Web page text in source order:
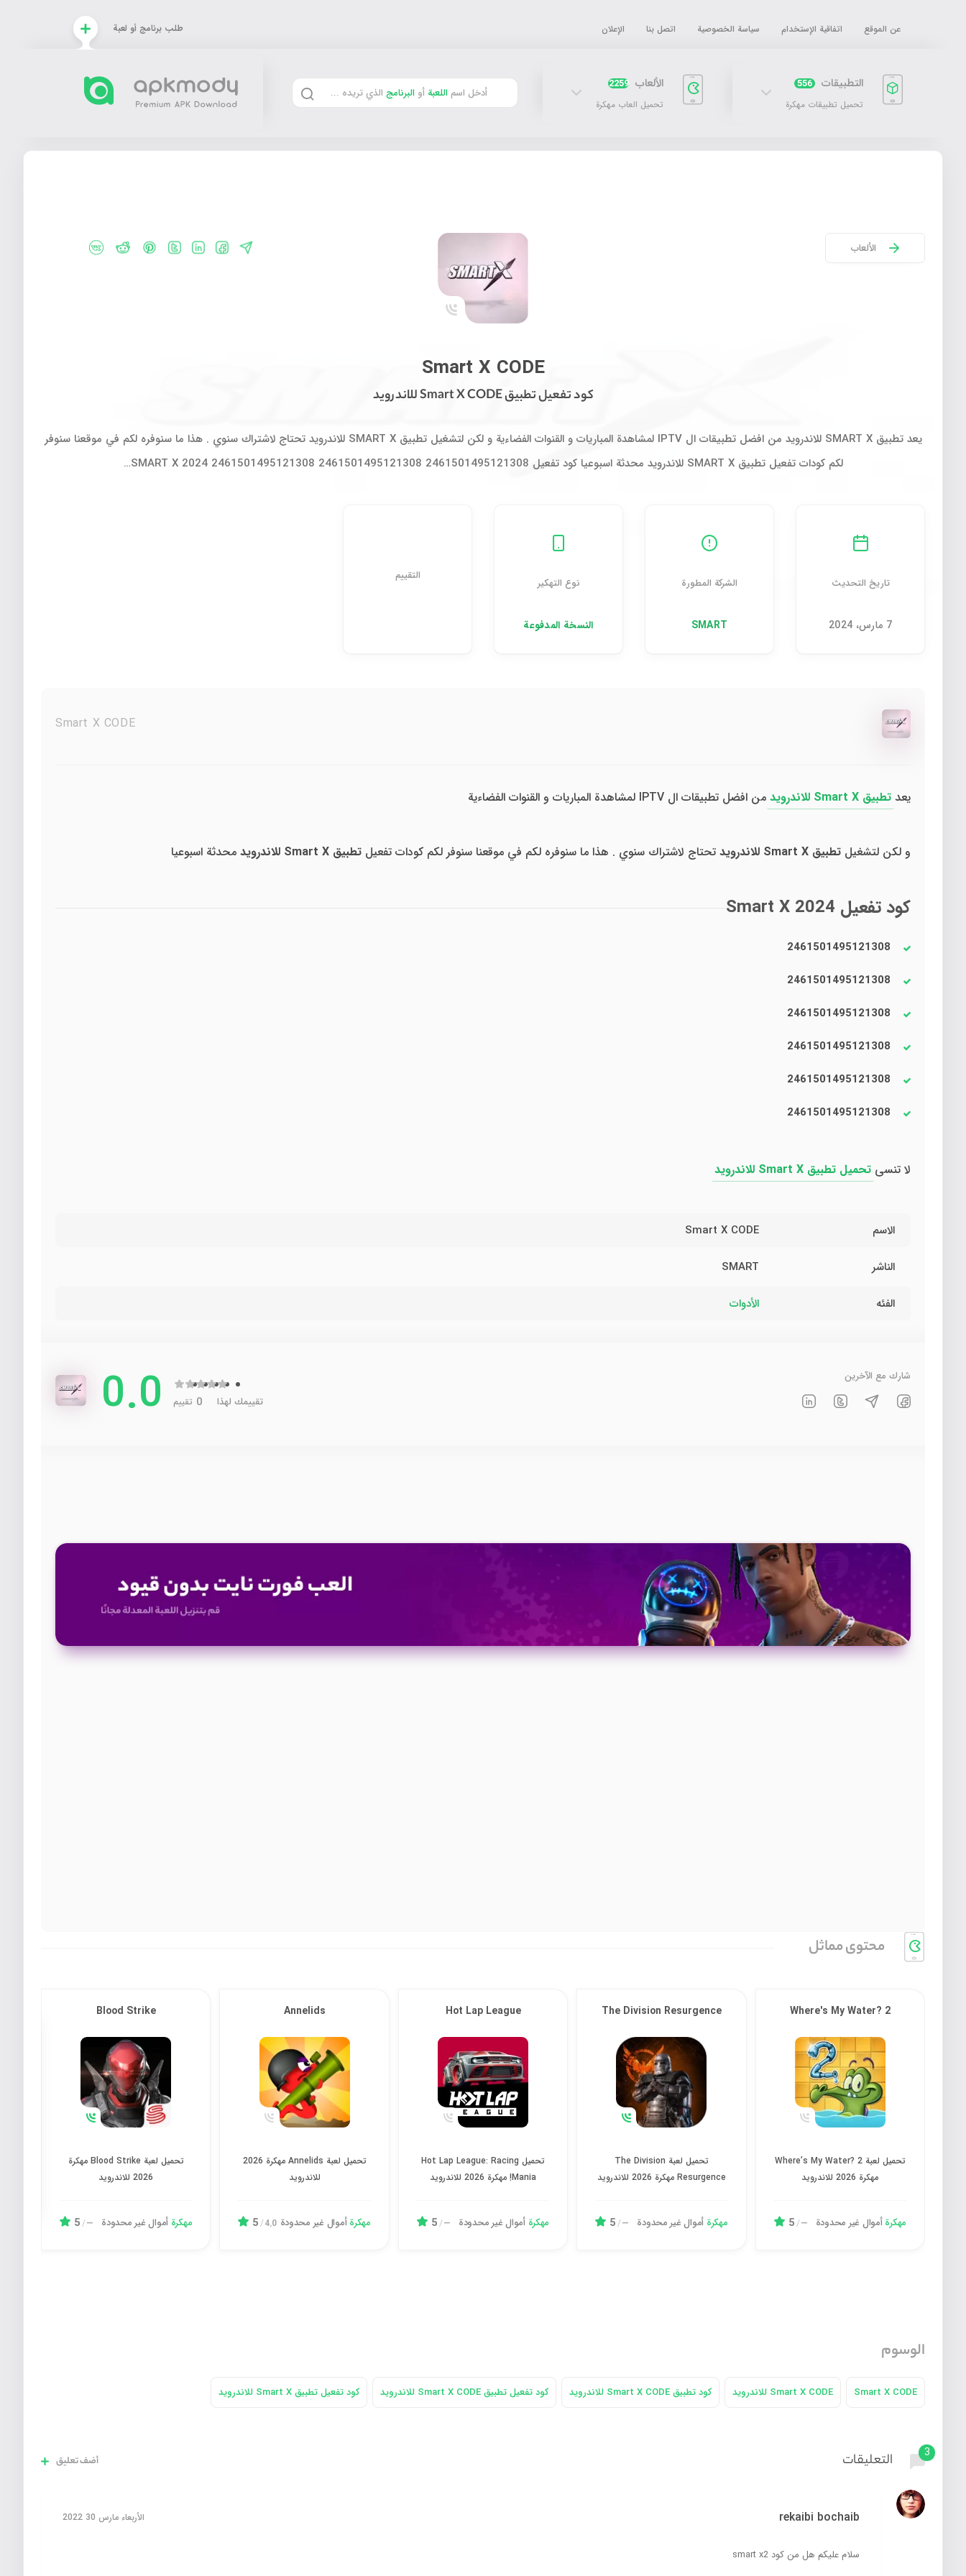
عن الموقع اتفاقية الإستخدام سياسة الخصوصية اتصل بنا الإعلان طلب برنامج أو لعبة
التطبيقات 556
تحميل تطبيقات مهكرة
الألعاب 2259
تحميل العاب مهكرة
أدخل اسم اللعبة أو البرنامج الذي تريده ...
الألعاب
Smart X CODE
كود تفعيل تطبيق Smart X CODE للاندرويد
يعد تطبيق SMART X للاندرويد من افضل تطبيقات ال IPTV لمشاهدة المباريات و القنوات الفضاءية و لكن لتشغيل تطبيق SMART X للاندرويد تحتاج لاشتراك سنوي . هذا ما سنوفره لكم في موقعنا سنوفر
لكم كودات تفعيل تطبيق SMART X للاندرويد محدثة اسبوعيا كود تفعيل SMART X 2024 2461501495121308 2461501495121308 2461501495121308…
تاريخ التحديث
7 مارس، 2024
الشركة المطورة
SMART
نوع التهكير
النسخة المدفوعة
التقييم
Smart X CODE
يعد تطبيق Smart X للاندرويد من افضل تطبيقات ال IPTV لمشاهدة المباريات و القنوات الفضاءية
و لكن لتشغيل تطبيق Smart X للاندرويد تحتاج لاشتراك سنوي . هذا ما سنوفره لكم في موقعنا سنوفر لكم كودات تفعيل تطبيق Smart X للاندرويد محدثة اسبوعيا
كود تفعيل Smart X 2024
2461501495121308
2461501495121308
2461501495121308
2461501495121308
2461501495121308
2461501495121308
لا تنسى تحميل تطبيق Smart X للاندرويد
الاسم Smart X CODE
الناشر SMART
الفئه الأدوات
شارك مع الآخرين
تقييمك لهذا
0 تقييم 0.0
محتوی مماثل
Where's My Water? 2
تحميل لعبة Where’s My Water? 2 مهكرة 2026 للاندرويد
تحميل لعبة Where’s My Water? 2
مهكرة 2026 للاندرويد
مهكرةأموال غیر محدودة —
/
5
The Division Resurgence
تحميل لعبة The Division Resurgence مهكرة 2026 للاندرويد
تحميل لعبة The Division
Resurgence مهكرة 2026 للاندرويد
مهكرة أموال غیر محدودة —
/
5
Hot Lap League
تحميل Hot Lap League: Racing Mania! مهكرة 2026 للاندرويد
تحميل Hot Lap League: Racing
Mania! مهكرة 2026 للاندرويد
مهكرةأموال غیر محدودة —
/
5
Annelids
تحميل لعبة Annelids مهكرة 2026 للاندرويد
تحميل لعبة Annelids مهكرة 2026
للاندرويد
مهكرةأموال غیر محدودة 4.0
/
5
Blood Strike
تحميل لعبة Blood Strike مهكرة 2026 للاندرويد
تحميل لعبة Blood Strike مهكرة
2026 للاندرويد
مهكرةأموال غیر محدودة —
/
5
الوسوم
Smart X CODE Smart X CODE للاندرويد كود تطبيق Smart X CODE للاندرويد كود تفعيل تطبيق Smart X CODE للاندرويد كود تفعيل تطبيق Smart X للاندرويد
3 التعليقات أضف تعليق
rekaibi bochaib الأربعاء مارس 30 2022
سلام عليكم هل من كود smart x2